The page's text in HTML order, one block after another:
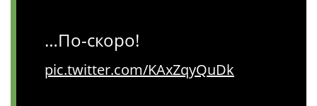
…По-скоро!
pic.twitter.com/KAxZqyQuDk